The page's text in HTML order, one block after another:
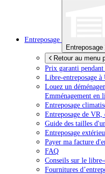
Entreposage
Entreposage
Retour au menu
Prix garanti pendant
Libre-entreposage à
Louez un
Emménagement en
Entreposage
Entreposage de VR,
Guide des tailles
Entreposage
Payer ma facture
FAQ
Conseils sur le libre-
Fournitures